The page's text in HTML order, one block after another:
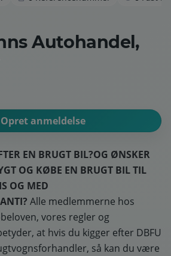
Autohandel,
Opret anmeldelse
EN BRUGT BIL?OG ØNSKER
OG KØBE EN BRUGT BIL TIL
OG MED
Alle medlemmerne hos
vores regler og
at hvis du kigger efter DBFU
så kan du være